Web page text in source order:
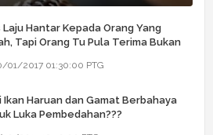
Laju Hantar Kepada Orang Yang
Tapi Orang Tu Pula Terima Bukan
01/2017 01:30:00 PTG
Ikan Haruan dan Gamat Berbahaya
Luka Pembedahan???